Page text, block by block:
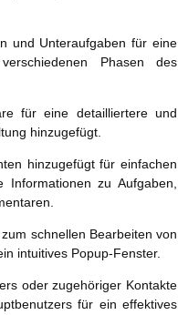
und Unteraufgaben für eine
Phasen des
für eine detailliertere und
hinzugefügt.
hinzugefügt für einfachen
zu Aufgaben,
schnellen Bearbeiten von
intuitives Popup-Fenster.
oder zugehöriger Kontakte
für ein effektives